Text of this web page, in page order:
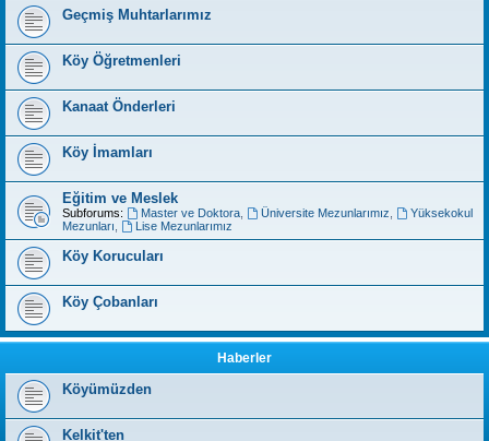
Geçmiş Muhtarlarımız
Köy Öğretmenleri
Kanaat Önderleri
Köy İmamları
Eğitim ve Meslek
Subforums: Master ve Doktora, Üniversite Mezunlarımız
Yüksekokul
Mezunları
Lise Mezunlarımız
Köy Korucuları
Köy Çobanları
Haberler
Köyümüzden
Kelkit'ten